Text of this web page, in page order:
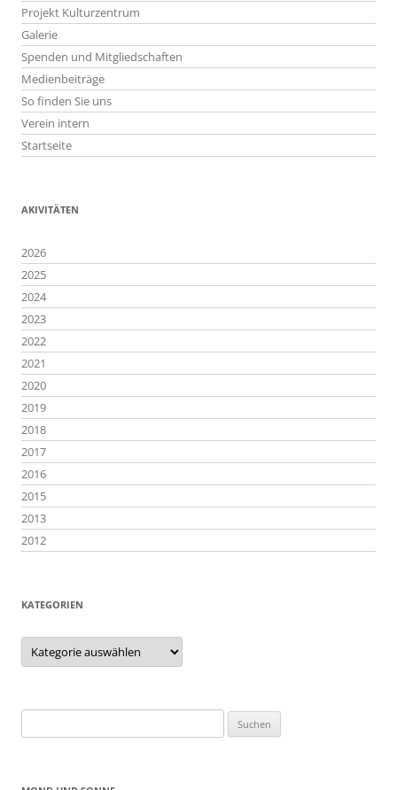
Projekt Kulturzentrum
Galerie
Spenden und Mitgliedschaften
Medienbeiträge
So finden Sie uns
Verein intern
Startseite
AKIVITÄTEN
2026
2025
2024
2023
2022
2021
2020
2019
2018
2017
2016
2015
2013
2012
KATEGORIEN
Kategorien
nach: